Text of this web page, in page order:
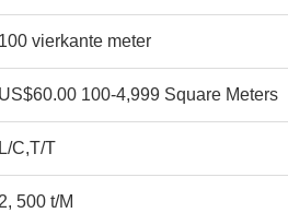
100 vierkante meter
US$60.00 100-4,999 Square Meters
L/C,T/T
2, 500 t/M